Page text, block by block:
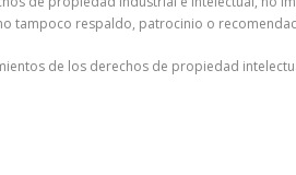
tampoco respaldo, patrocinio o
de los derechos de propiedad